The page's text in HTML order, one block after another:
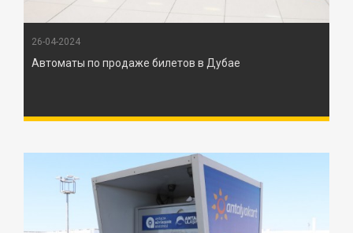
26-04-2024
Автоматы по продаже билетов в Дубае